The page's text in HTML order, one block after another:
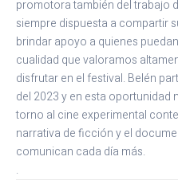
promotora también del trabajo
siempre dispuesta a compartir
brindar apoyo a quienes
cualidad que valoramos
disfrutar en el festival. Belén
del 2023 y en esta oportunidad
torno al cine experimental
narrativa de ficción y el
comunican cada día más.
.